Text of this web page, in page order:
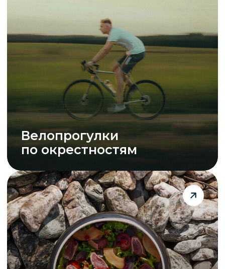
Иркутская обл., пос. Большое
Голоустное, ул. 2-я Рейдовая,
12
режим работы
пн–вс 8:00–22:00
почта
Wind.Lake.Baikal@yandex.ru
телефон
связаться